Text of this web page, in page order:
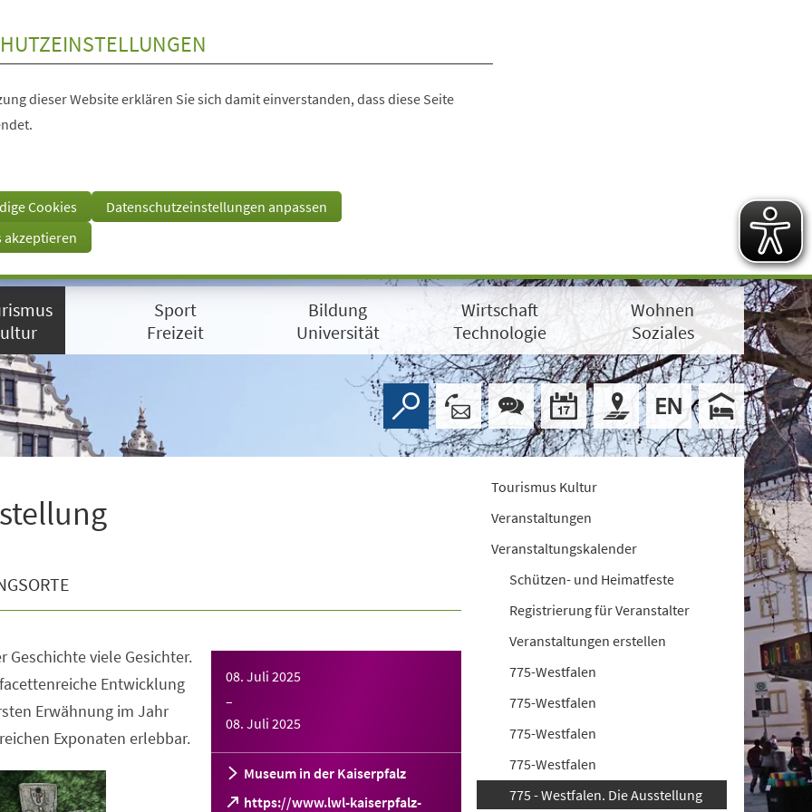
dieser Website erklären Sie sich damit einverstanden, dass diese Seite
Cookies
Datenschutzeinstellungen anpassen
akzeptieren
Sport
Freizeit
Bildung
Universität
Wirtschaft
Technologie
Wohnen
Soziales
08. Juli 2025
–
08. Juli 2025
Museum in der Kaiserpfalz
https://www.lwl-kaiserpfalz-
Geschichte viele Gesichter.
Entwicklung
Erwähnung im Jahr
Exponaten erlebbar.
Tourismus Kultur
Veranstaltungen
Veranstaltungskalender
Schützen- und Heimatfeste
Registrierung für Veranstalter
Veranstaltungen erstellen
775-Westfalen
775-Westfalen
775-Westfalen
775-Westfalen
775 - Westfalen. Die Ausstellung